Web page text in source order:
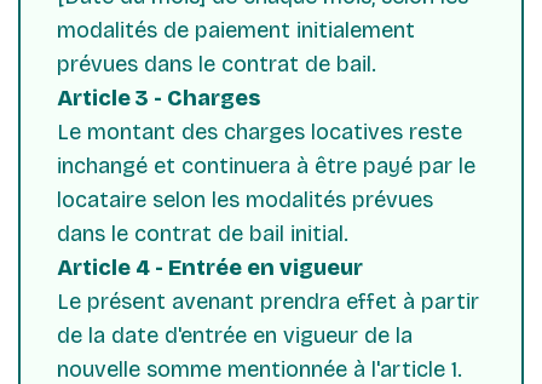
modalités de paiement initialement
prévues dans le contrat de bail.
Article 3 - Charges
Le montant des charges locatives reste
inchangé et continuera à être payé par le
locataire selon les modalités prévues
dans le contrat de bail initial.
Article 4 - Entrée en vigueur
Le présent avenant prendra effet à partir
de la date d'entrée en vigueur de la
nouvelle somme mentionnée à l'article 1.